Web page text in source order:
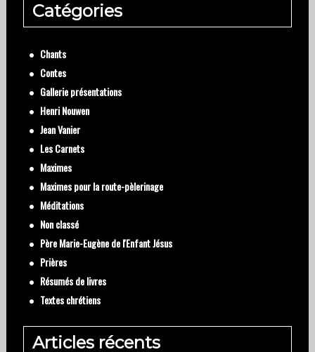
Catégories
Chants
Contes
Gallerie présentations
Henri Nouwen
Jean Vanier
Les Carnets
Maximes
Maximes pour la route-pèlerinage
Méditations
Non classé
Père Marie-Eugène de l'Enfant Jésus
Prières
Résumés de livres
Textes chrétiens
Articles récents